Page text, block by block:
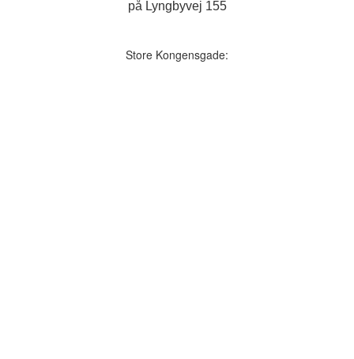
på Lyngbyvej 155
Store Kongensgade: